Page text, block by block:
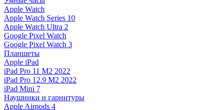
Apple Watch
Apple Watch Series 10
Apple Watch Ultra 2
Google Pixel Watch
Google Pixel Watch 3
Планшеты
Apple iPad
iPad Pro 11 M2 2022
iPad Pro 12.9 M2 2022
iPad Mini 7
Наушники и гарнитуры
Apple Airpods 4